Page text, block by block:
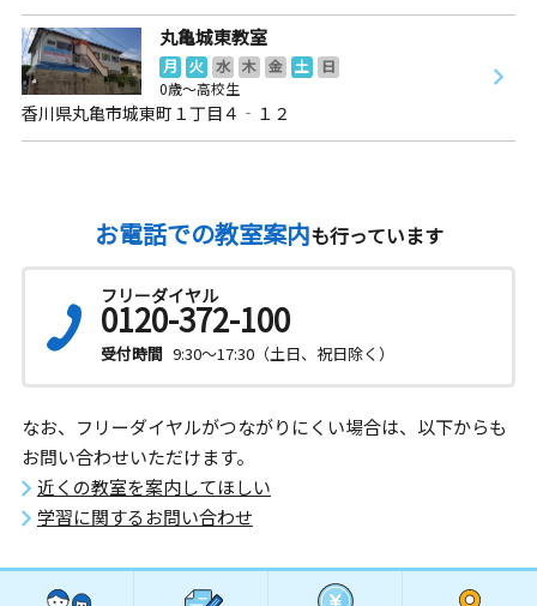
丸亀城東教室
月 火 水 木 金 土
日
0歳～高校生
香川県丸亀市城東町１丁目４‐１２
お電話での教室案内も行っています
フリーダイヤル
0120-372-100
受付時間 9:30～17:30（土日、祝日除く）
なお、フリーダイヤルがつながりにくい場合は、以下からも
お問い合わせいただけます。
近くの教室を案内してほしい
学習に関するお問い合わせ